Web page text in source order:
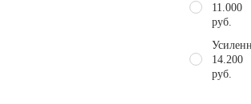
11.000
руб.
14.200
руб.